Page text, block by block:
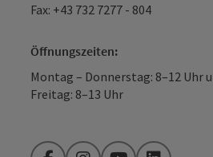
Fax: +43 732 7277 - 804
Öffnungszeiten:
Montag – Donnerstag: 8–12 Uhr
Freitag: 8–13 Uhr